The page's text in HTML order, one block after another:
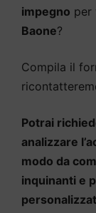
impegno per
Baone?
Compila il
Potrai
analizzare
modo da
inquinanti e